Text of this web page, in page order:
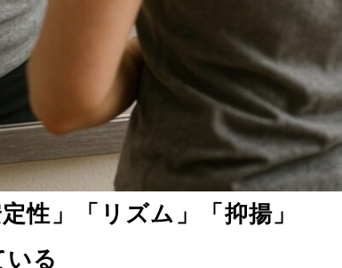
性」「リズム」「抑揚」
いる